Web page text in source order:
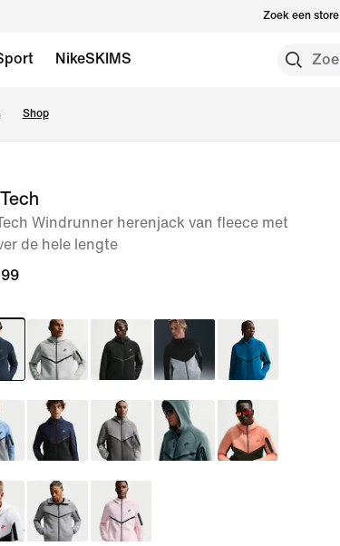
Zoek een store
NikeSKIMS
Shop
Windrunner herenjack van fleece met
de hele lengte